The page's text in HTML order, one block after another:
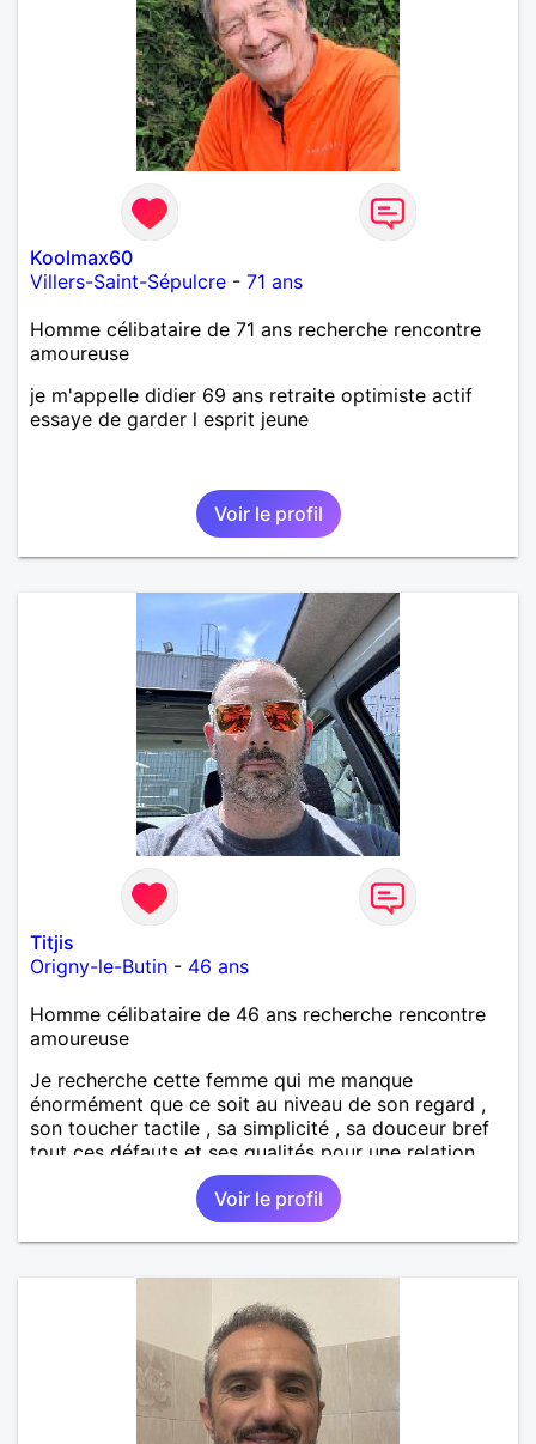
Koolmax60
Villers-Saint-Sépulcre - 71 ans
Homme célibataire de 71 ans recherche rencontre
amoureuse
je m'appelle didier 69 ans retraite optimiste actif
essaye de garder l esprit jeune
Voir le profil
Titjis
Origny-le-Butin - 46 ans
Homme célibataire de 46 ans recherche rencontre
amoureuse
Je recherche cette femme qui me manque
énormément que ce soit au niveau de son regard ,
son toucher tactile , sa simplicité , sa douceur bref
tout ces défauts et ses qualités pour une relation
Voir le profil